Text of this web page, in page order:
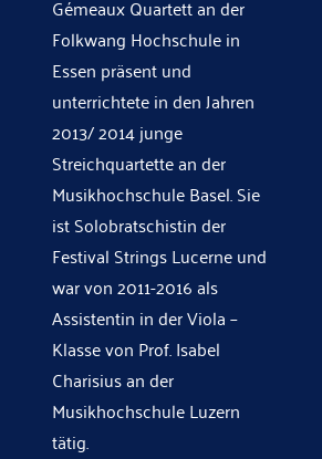
Gémeaux Quartett an der
Folkwang Hochschule in
Essen präsent und
unterrichtete in den Jahren
2013/ 2014 junge
Streichquartette an der
Musikhochschule Basel. Sie
ist Solobratschistin der
Festival Strings Lucerne und
war von 2011-2016 als
Assistentin in der Viola –
Klasse von Prof. Isabel
Charisius an der
Musikhochschule Luzern
tätig.